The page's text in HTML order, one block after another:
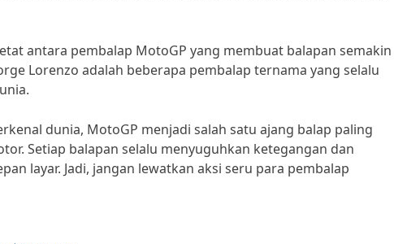
antara pembalap MotoGP yang membuat balapan semakin
Lorenzo adalah beberapa pembalap ternama yang selalu
dunia, MotoGP menjadi salah satu ajang balap paling
Setiap balapan selalu menyuguhkan ketegangan dan
layar. Jadi, jangan lewatkan aksi seru para pembalap